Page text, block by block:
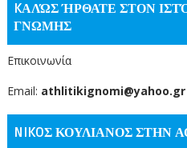
KΑΛΏΣ ΉΡΘΑΤΕ ΣΤΟΝ
ΓΝΩΜΗΣ
Επικοινωνία
Email: athlitikignomi@yahoo.gr
NIKOΣ ΚΟΥΛΙΑΝΟΣ ΣΤΗΝ